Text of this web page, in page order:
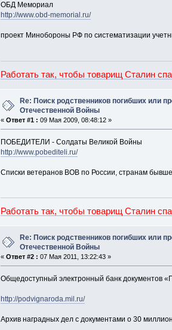
ОБД Мемориал
http://www.obd-memorial.ru/
проект Минобороны РФ по систематизации
Работать так, чтобы товарищ Сталин
Re: Поиск родственников погибших или
Отечественной Войны
« Ответ #1 : 09 Мая 2009, 08:48:12 »
ПОБЕДИТЕЛИ - Солдаты Великой Войны
http://www.pobediteli.ru/
Списки ветеранов ВОВ по России, странам
Работать так, чтобы товарищ Сталин
Re: Поиск родственников погибших или
Отечественной Войны
« Ответ #2 : 07 Мая 2011, 13:22:43 »
Общедоступный электронный банк документов
http://podvignaroda.mil.ru/
Архив наградных дел с документами о 30